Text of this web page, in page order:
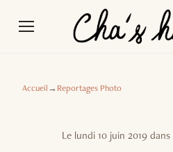
Accueil→Reportages Photo
Le lundi 10 juin 2019 dans